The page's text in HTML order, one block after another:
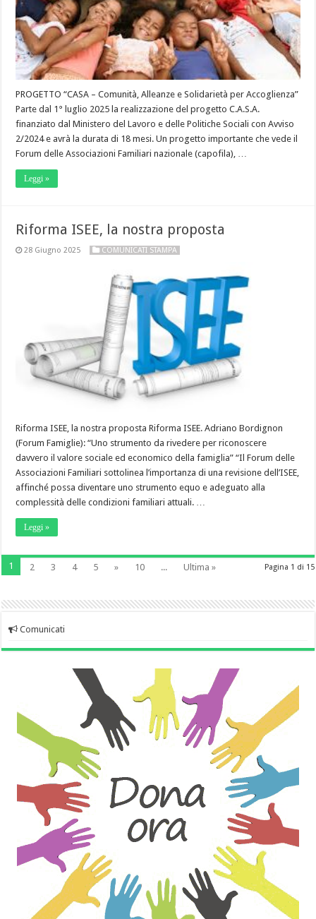
PROGETTO “CASA – Comunità, Alleanze e Solidarietà per Accoglienza”
Parte dal 1° luglio 2025 la realizzazione del progetto C.A.S.A.
finanziato dal Ministero del Lavoro e delle Politiche Sociali con Avviso
2/2024 e avrà la durata di 18 mesi. Un progetto importante che vede il
Forum delle Associazioni Familiari nazionale (capofila), …
Leggi »
Riforma ISEE, la nostra proposta
28 Giugno 2025 COMUNICATI STAMPA
Riforma ISEE, la nostra proposta Riforma ISEE. Adriano Bordignon
(Forum Famiglie): “Uno strumento da rivedere per riconoscere
davvero il valore sociale ed economico della famiglia” “Il Forum delle
Associazioni Familiari sottolinea l’importanza di una revisione dell’ISEE,
affinché possa diventare uno strumento equo e adeguato alla
complessità delle condizioni familiari attuali. …
Leggi »
Pagina 1 di 15
1 2 3 4 5 » 10 ... Ultima »
Comunicati